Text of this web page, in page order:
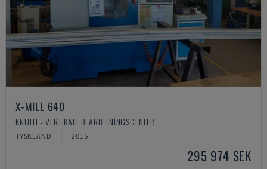
X-MILL 640
KNUTH - VERTIKALT BEARBETNINGSCENTER
TYSKLAND 2015
295 974 SEK